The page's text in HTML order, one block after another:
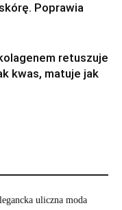
Poprawia
retuszuje
kwas, matuje jak
uliczna moda